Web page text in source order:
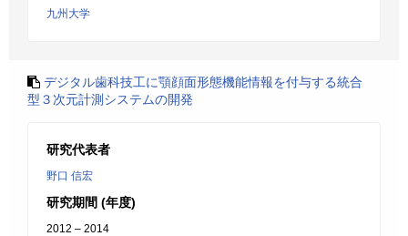
九州大学
デジタル歯科技工に顎顔面形態機能情報を付与する統合
型３次元計測システムの開発
研究代表者
野口 信宏
研究期間 (年度)
2012 – 2014